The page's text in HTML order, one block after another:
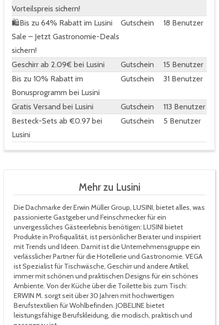
Vorteilspreis sichern!
🛍️Bis zu 64% Rabatt im Lusini
Sale – Jetzt Gastronomie-Deals
sichern!
Gutschein 18 Benutzer
Geschirr ab 2.09€ bei Lusini Gutschein
15 Benutzer
Bis zu 10% Rabatt im
Bonusprogramm bei Lusini
Gutschein 31 Benutzer
Gratis Versand bei Lusini Gutschein
113 Benutzer
Besteck-Sets ab €0.97 bei
Lusini
Gutschein 5 Benutzer
Mehr zu Lusini
Die Dachmarke der Erwin Müller Group, LUSINI, bietet alles, was
passionierte Gastgeber und Feinschmecker für ein
unvergessliches Gästeerlebnis benötigen: LUSINI bietet
Produkte in Profiqualität, ist persönlicher Berater und inspiriert
mit Trends und Ideen. Damit ist die Unternehmensgruppe ein
verlässlicher Partner für die Hotellerie und Gastronomie. VEGA
ist Spezialist für Tischwäsche, Geschirr und andere Artikel,
immer mit schönen und praktischen Designs für ein schönes
Ambiente. Von der Küche über die Toilette bis zum Tisch:
ERWIN M. sorgt seit über 30 Jahren mit hochwertigen
Berufstextilien für Wohlbefinden. JOBELINE bietet
leistungsfähige Berufskleidung, die modisch, praktisch und